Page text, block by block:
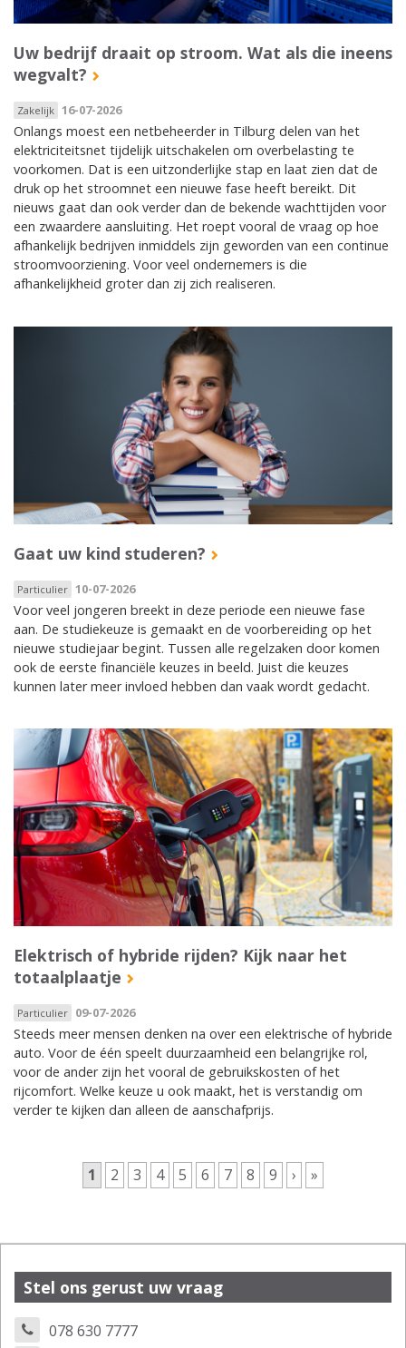
Uw bedrijf draait op stroom. Wat als die ineens
wegvalt?
Zakelijk 16-07-2026
Onlangs moest een netbeheerder in Tilburg delen van het
elektriciteitsnet tijdelijk uitschakelen om overbelasting te
voorkomen. Dat is een uitzonderlijke stap en laat zien dat de
druk op het stroomnet een nieuwe fase heeft bereikt. Dit
nieuws gaat dan ook verder dan de bekende wachttijden voor
een zwaardere aansluiting. Het roept vooral de vraag op hoe
afhankelijk bedrijven inmiddels zijn geworden van een continue
stroomvoorziening. Voor veel ondernemers is die
afhankelijkheid groter dan zij zich realiseren.
Gaat uw kind studeren?
Particulier 10-07-2026
Voor veel jongeren breekt in deze periode een nieuwe fase
aan. De studiekeuze is gemaakt en de voorbereiding op het
nieuwe studiejaar begint. Tussen alle regelzaken door komen
ook de eerste financiële keuzes in beeld. Juist die keuzes
kunnen later meer invloed hebben dan vaak wordt gedacht.
Elektrisch of hybride rijden? Kijk naar het
totaalplaatje
Particulier 09-07-2026
Steeds meer mensen denken na over een elektrische of hybride
auto. Voor de één speelt duurzaamheid een belangrijke rol,
voor de ander zijn het vooral de gebruikskosten of het
rijcomfort. Welke keuze u ook maakt, het is verstandig om
verder te kijken dan alleen de aanschafprijs.
1 2 3 4 5 6 7 8 9 › »
Stel ons gerust uw vraag
078 630 7777